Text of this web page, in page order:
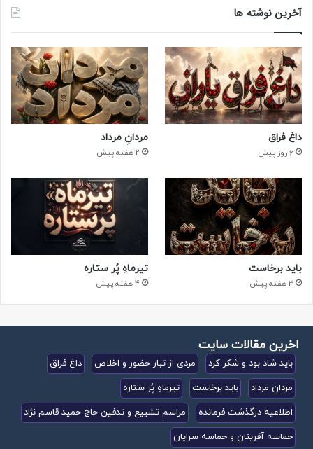
آخرین نوشته ها
داغ فراق
6 روز پیش
مردانِ مرداد
2 هفته پیش
باید برخاست
3 هفته پیش
تیرماهِ پُر ستاره
4 هفته پیش
اخرین مقالات سایت
باید شاد بود و شکر کرد مردی از تبار حضور و اخلاص
داغ فراق
مردانِ مرداد
باید برخاست
تیرماهِ پُر ستاره
اطلاعیه درگذشت فرمانده
مراسم تشییع و تدفین حاج حمید قاسم نژاد
حماسه آفرینان و حماسه سرایان